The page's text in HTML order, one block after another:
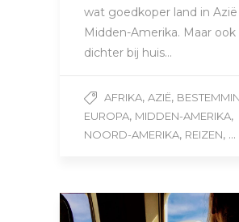
wat goedkoper land in
Midden-Amerika. Maar ook
dichter bij huis…
AFRIKA, AZIË,
EUROPA, MIDDEN-AMERIKA,
NOORD-AMERIKA, REIZEN, ...